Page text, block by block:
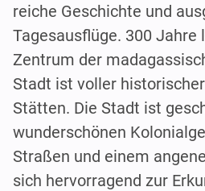
reiche Geschichte und
Tagesausflüge. 300 Jahre
Zentrum der
Stadt ist voller
Stätten. Die Stadt ist
wunderschönen
Straßen und einem
sich hervorragend zur